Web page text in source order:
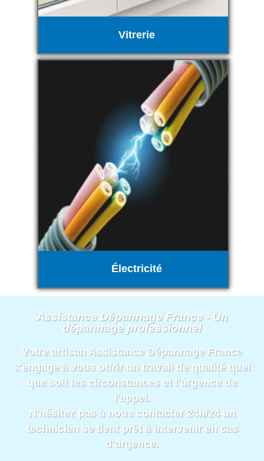
Vitrerie
Électricité
Assistance Dépannage France - Un
dépannage professionnel
Votre artisan Assistance Dépannage France
s'engage à vous offrir un travail de qualité quel
que soit les circonstances et l'urgence de
l'appel.
N'hésitez pas à nous contacter 24h/24 un
technicien se tient prêt à intervenir en cas
d'urgence.